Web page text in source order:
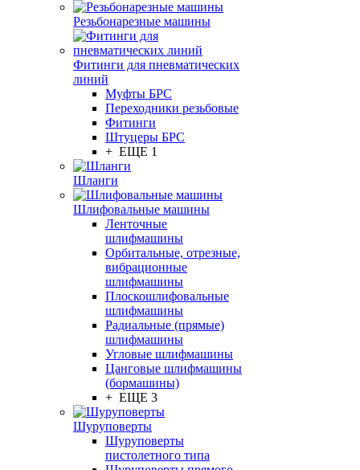
Резьбонарезные машины
Фитинги для пневматических
линий
Муфты БРС
Переходники резьбовые
Фитинги
Штуцеры БРС
+ ЕЩЕ 1
Шланги
Шлифовальные машины
Ленточные
шлифмашины
Орбитальные, отрезные,
вибрационные
шлифмашины
Плоскошлифовальные
шлифмашины
Радиальные (прямые)
шлифмашины
Угловые шлифмашины
Цанговые шлифмашины
(бормашины)
+ ЕЩЕ 3
Шуруповерты
Шуруповерты
пистолетного типа